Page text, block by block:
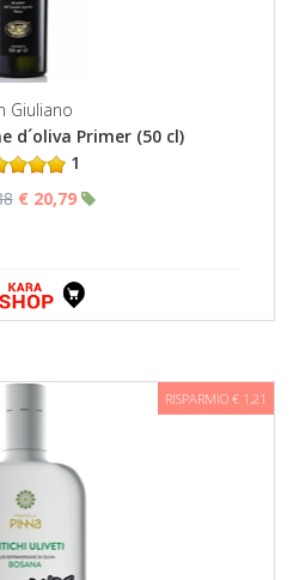
Giuliano
d´oliva Primer (50 cl)
1
€ 20,79
RISPARMIO € 1,21